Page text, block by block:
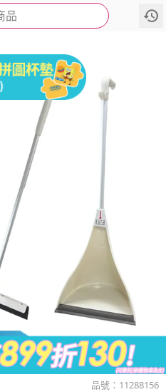
品
情
品號： 11288156